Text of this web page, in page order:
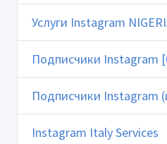
Услуги Instagram
Подписчики Instagram
Подписчики Instagram
Instagram Italy Services